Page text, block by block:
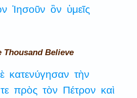
Ἰησοῦν ὃν ὑμεῖς
Thousand Believe
κατενύγησαν τὴν
τε πρὸς τὸν Πέτρον καὶ